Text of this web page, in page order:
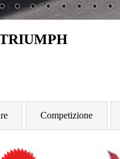
TRIUMPH
Competizione